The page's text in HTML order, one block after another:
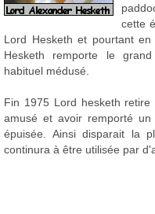
cette
Lord Hesketh et pourtant
Hesketh remporte le
habituel médusé.
Fin 1975 Lord hesketh
amusé et avoir remporté
épuisée. Ainsi disparait la
continura à être utilisée par